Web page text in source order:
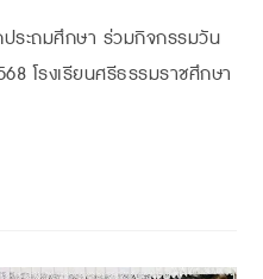
ระถมศึกษา ร่วมกิจกรรมวัน
โรงเรียนศรีธรรมราชศึกษา